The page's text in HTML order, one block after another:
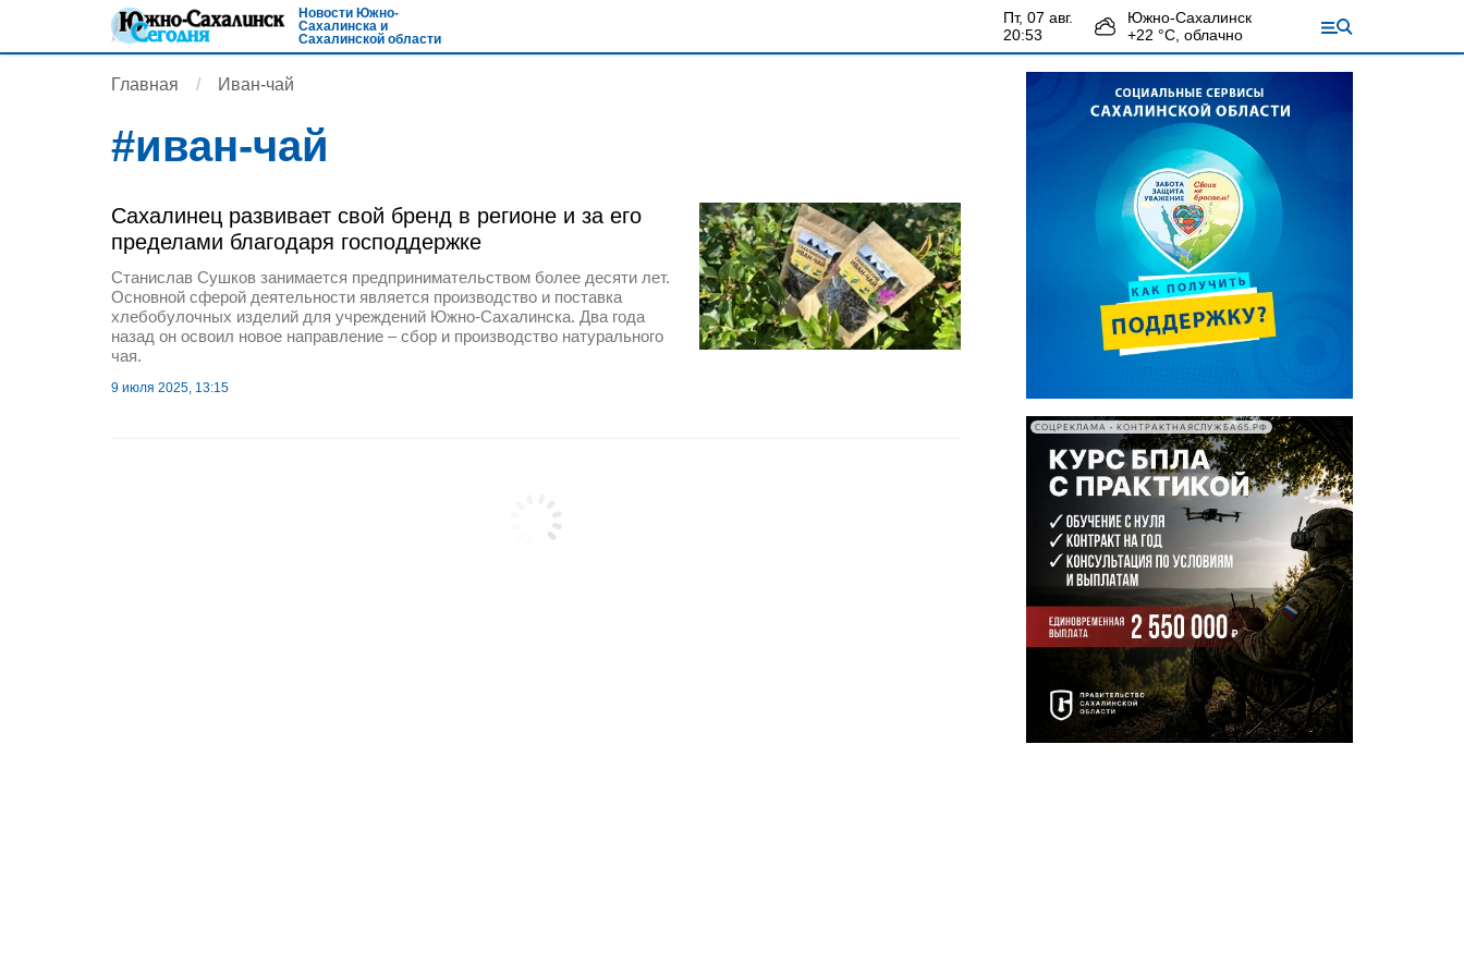
Новости Южно-
Сахалинска и
Сахалинской области
пт, 07 авг.
20:53
Южно-Сахалинск
+22 °С, облачно
Главная Иван-чай
#иван-чай
Сахалинец развивает свой бренд в регионе и за его
пределами благодаря господдержке
Станислав Сушков занимается предпринимательством более десяти лет.
Основной сферой деятельности является производство и поставка
хлебобулочных изделий для учреждений Южно-Сахалинска. Два года
назад он освоил новое направление – сбор и производство натурального
чая.
9 июля 2025, 13:15
СОЦРЕКЛАМА • КОНТРАКТНАЯСЛУЖБА65.РФ